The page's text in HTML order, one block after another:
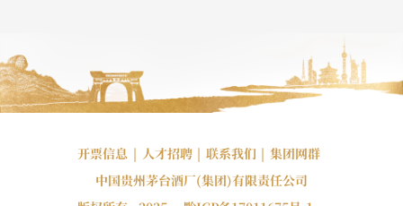
开票信息 | 人才招聘 | 联系我们 | 集团网群
中国贵州茅台酒厂(集团)有限责任公司